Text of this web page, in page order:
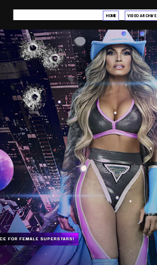
HOME VIDEO ARCHIVE